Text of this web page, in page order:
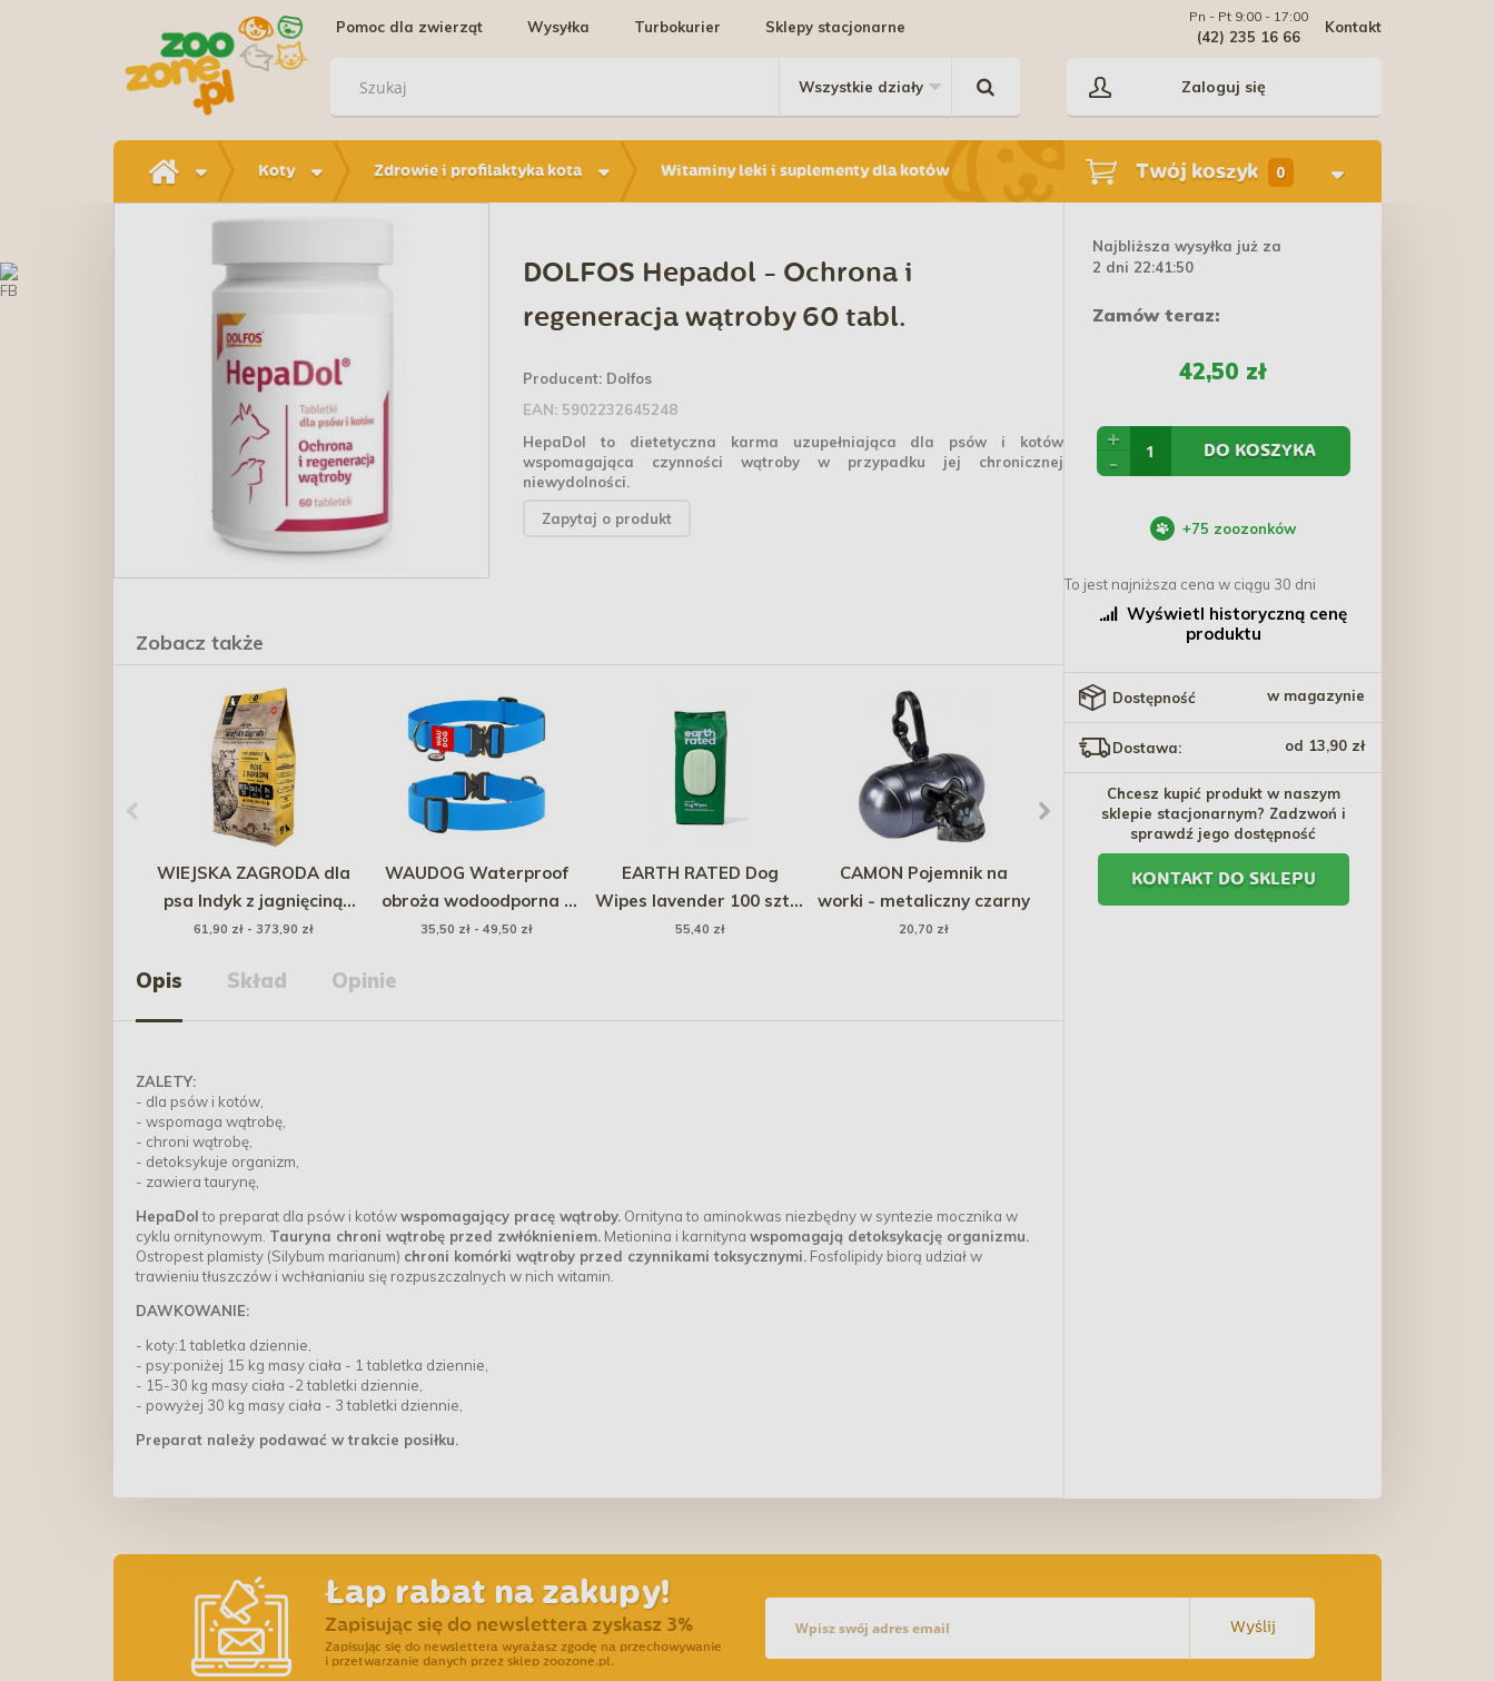
Pomoc dla zwierząt Wysyłka Turbokurier Sklepy stacjonarne Kontakt
Pn - Pt 9:00 - 17:00
(42) 235 16 66
Zaloguj się
Koty Zdrowie i profilaktyka kota Witaminy leki i suplementy dla kotów Twój koszyk 0
DOLFOS Hepadol - Ochrona i
regeneracja wątroby 60 tabl.
Producent: Dolfos
EAN: 5902232645248
HepaDol to dietetyczna karma uzupełniająca dla psów i kotów
wspomagająca czynności wątroby w przypadku jej chronicznej
niewydolności.
Zapytaj o produkt
Zobacz także
WIEJSKA ZAGRODA dla
psa Indyk z jagnięciną
rozmiar chrupek: M
61,90 zł - 373,90 zł
WAUDOG Waterproof
obroża wodoodporna z
QR-paszportem,
35,50 zł - 49,50 zł
EARTH RATED Dog
Wipes lavender 100 szt. -
lawendowe chusteczki
55,40 zł
CAMON Pojemnik na
worki - metaliczny czarny
20,70 zł
SANABELLE Hairball
Snack 20g
BRIT CARE Mini Lamb
Puppies 85g (saszetka)
Opis Skład Opinie
ZALETY:
- dla psów i kotów,
- wspomaga wątrobę,
- chroni wątrobę,
- detoksykuje organizm,
- zawiera taurynę,
HepaDolto preparat dla psów i kotówwspomagający pracę wątroby. Ornityna to aminokwas niezbędny w syntezie mocznika w
cyklu ornitynowym. Tauryna chroni wątrobę przed zwłóknieniem. Metionina i karnityna wspomagają detoksykację organizmu.
Ostropest plamisty (Silybum marianum) chroni komórki wątroby przed czynnikami toksycznymi. Fosfolipidy biorą udział w
trawieniu tłuszczów i wchłanianiu się rozpuszczalnych w nich witamin.
DAWKOWANIE:
- koty:1 tabletka dziennie,
- psy:poniżej 15 kg masy ciała - 1 tabletka dziennie,
- 15-30 kg masy ciała -2 tabletki dziennie,
- powyżej 30 kg masy ciała - 3 tabletki dziennie,
Preparat należy podawać w trakcie posiłku.
Najbliższa wysyłka już za
2 dni 22:41:49
Zamów teraz:
42,50 zł
+
-
DO KOSZYKA
+75 zoozonków
To jest najniższa cena w ciągu 30 dni
Wyświetl historyczną cenę
produktu
Dostępność w magazynie
Dostawa: od 13,90 zł
Chcesz kupić produkt w naszym
sklepie stacjonarnym? Zadzwoń i
sprawdź jego dostępność
KONTAKT DO SKLEPU
Łap rabat na zakupy!
Zapisując się do newslettera zyskasz 3%
Zapisując się do newslettera wyrażasz zgodę na przechowywanie
i przetwarzanie danych przez sklep zoozone.pl.
Wyślij